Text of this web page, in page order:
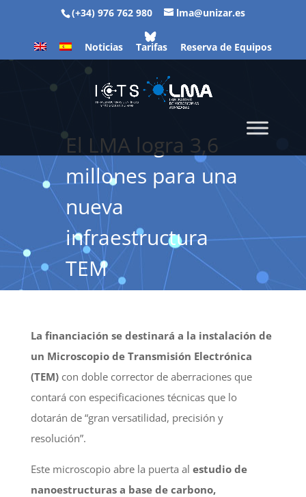
(+34) 976 762 980 lma@unizar.es
Noticias Tarifas Reserva de Equipos
El LMA logra 3,6
millones para una
nueva
infraestructura
TEM
La financiación se destinará a la instalación de
un Microscopio de Transmisión Electrónica
(TEM)con doble corrector de aberraciones que
contará con especificaciones técnicas que lo
dotarán de “gran versatilidad, precisión y
resolución”.
Este microscopio abre la puerta al estudio de
nanoestructuras a base de carbono,